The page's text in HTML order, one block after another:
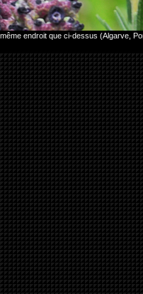
endroit que ci-dessus (Algarve,